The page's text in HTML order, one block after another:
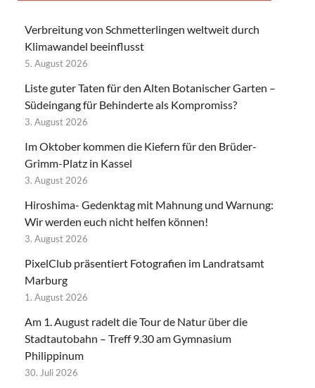
Verbreitung von Schmetterlingen weltweit durch
Klimawandel beeinflusst
5. August 2026
Liste guter Taten für den Alten Botanischer Garten –
Südeingang für Behinderte als Kompromiss?
3. August 2026
Im Oktober kommen die Kiefern für den Brüder-
Grimm-Platz in Kassel
3. August 2026
Hiroshima- Gedenktag mit Mahnung und Warnung:
Wir werden euch nicht helfen können!
3. August 2026
PixelClub präsentiert Fotografien im Landratsamt
Marburg
1. August 2026
Am 1. August radelt die Tour de Natur über die
Stadtautobahn – Treff 9.30 am Gymnasium
Philippinum
30. Juli 2026